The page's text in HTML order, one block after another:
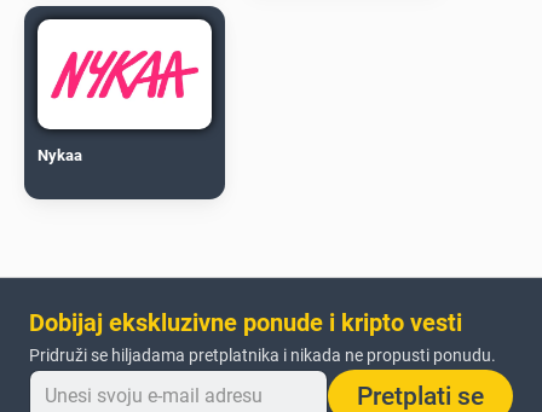
Nykaa
Dobijaj ekskluzivne ponude i kripto vesti
Pridruži se hiljadama pretplatnika i nikada ne propusti ponudu.
Pretplati se